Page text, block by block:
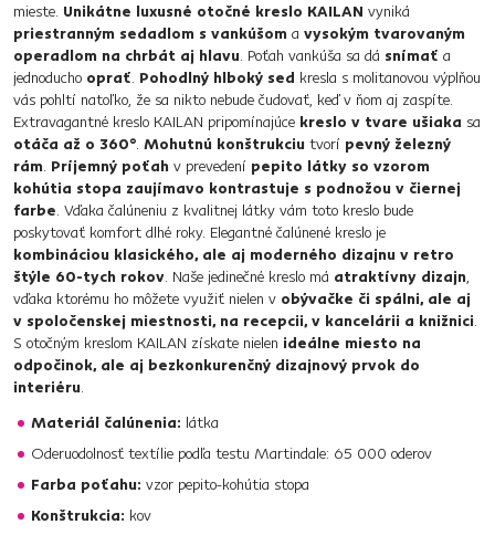
mieste. Unikátne luxusné otočné kreslo KAILAN vyniká
priestranným sedadlom s vankúšom a vysokým tvarovaným
operadlom na chrbát aj hlavu. Poťah vankúša sa dá snímať a
jednoducho oprať. Pohodlný hlboký sed kresla s molitanovou výplňou
vás pohltí natoľko, že sa nikto nebude čudovať, keď v ňom aj zaspíte.
Extravagantné kreslo KAILAN pripomínajúce kreslo v tvare ušiaka sa
otáča až o 360°. Mohutnú konštrukciu tvorí pevný železný
rám. Príjemný poťah v prevedení pepito látky so vzorom
kohútia stopa zaujímavo kontrastuje s podnožou v čiernej
farbe. Vďaka čalúneniu z kvalitnej látky vám toto kreslo bude
poskytovať komfort dlhé roky. Elegantné čalúnené kreslo je
kombináciou klasického, ale aj moderného dizajnu v retro
štýle 60-tych rokov. Naše jedinečné kreslo má atraktívny dizajn,
vďaka ktorému ho môžete využiť nielen v obývačke či spálni, ale aj
v spoločenskej miestnosti, na recepcii, v kancelárii a knižnici.
S otočným kreslom KAILAN získate nielen ideálne miesto na
odpočinok, ale aj bezkonkurenčný dizajnový prvok do
interiéru.
Materiál čalúnenia: látka
Oderuodolnosť textílie podľa testu Martindale: 65 000 oderov
Farba poťahu: vzor pepito-kohútia stopa
Konštrukcia: kov